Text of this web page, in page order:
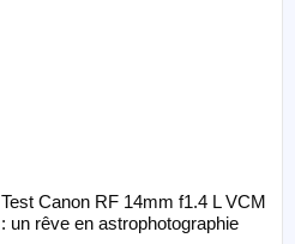
Test Canon RF 14mm f1.4 L VCM
: un rêve en astrophotographie